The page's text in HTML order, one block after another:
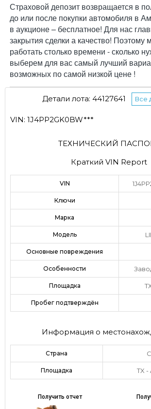
Страховой депозит возвращается в
до или после покупки автомобиля в
в аукционе – бесплатное! Для нас
закрытия сделки а качество! Поэтому
работать столько времени - сколько
выберем для вас самый лучший
возможных по самой низкой цене !
Детали лота: 44127641 Все
VIN: 1J4PP2GK0BW***
ТЕХНИЧЕСКИЙ
Краткий VIN Report
VIN
Ключи
Марка
Модель
Основные повреждения
Особенности
Площадка
Пробег подтверждён
Информация о
Страна
Площадка TX -
Получить отчет